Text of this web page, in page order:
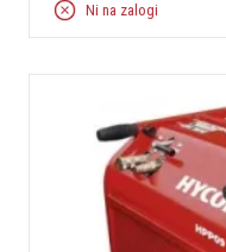
Ni na zalogi